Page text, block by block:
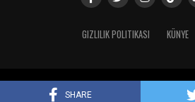
SHARE
GIZLILIK POLITIKASI KÜNYE
Copyright © 2024